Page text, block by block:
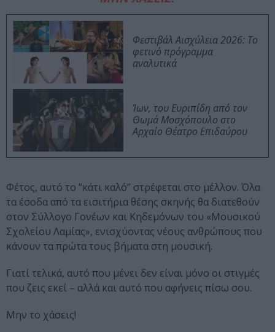
Φεστιβάλ Αισχύλεια 2026: Το
φετινό πρόγραμμα
αναλυτικά
Ίων, του Ευριπίδη από τον
Θωμά Μοσχόπουλο στο
Αρχαίο Θέατρο Επιδαύρου
Φέτος, αυτό το “κάτι καλό” στρέφεται στο μέλλον. Όλα
τα έσοδα από τα εισιτήρια θέσης σκηνής θα διατεθούν
στον Σύλλογο Γονέων και Κηδεμόνων του «Μουσικού
Σχολείου Λαμίας», ενισχύοντας νέους ανθρώπους που
κάνουν τα πρώτα τους βήματα στη μουσική.
Γιατί τελικά, αυτό που μένει δεν είναι μόνο οι στιγμές
που ζεις εκεί – αλλά και αυτό που αφήνεις πίσω σου.
Μην το χάσεις!